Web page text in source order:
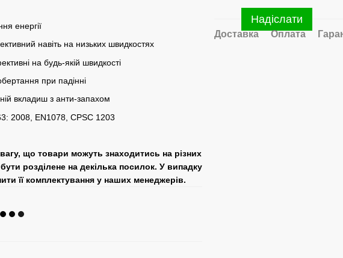
енергії
навіть на низьких швидкостях
на будь-якій швидкості
при падінні
вкладиш з анти-запахом
2008, EN1078, CPSC 1203
що товари можуть знаходитись на різних
розділене на декілька посилок. У випадку
її комплектування у наших менеджерів.
Надіслати
Доставка Оплата